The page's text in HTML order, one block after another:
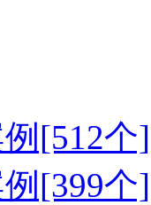
例[512个]
[399个]